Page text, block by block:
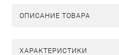
ОПИСАНИЕ ТОВАРА
ХАРАКТЕРИСТИКИ